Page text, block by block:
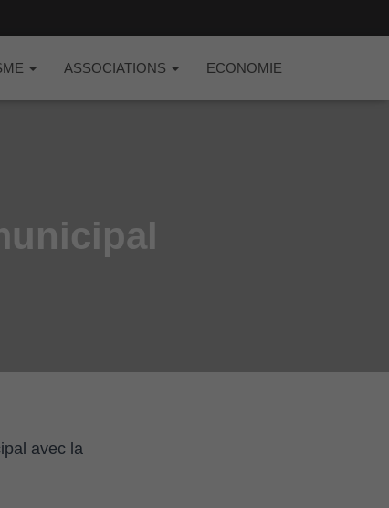
ASSOCIATIONS ECONOMIE
avec la